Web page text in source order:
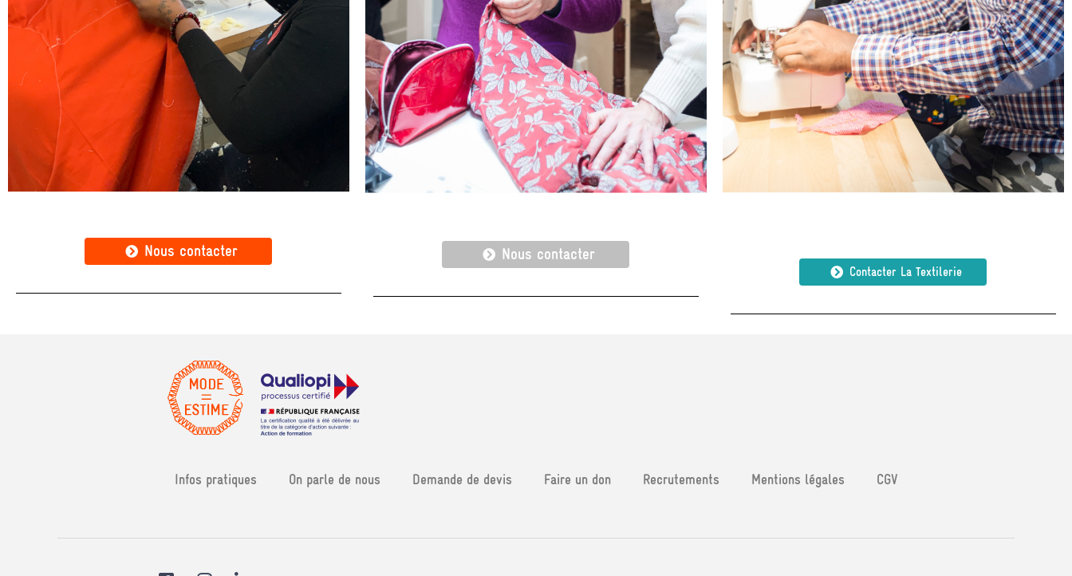
Demandez un devis.
Nous contacter
Demandez un devis.
Nous contacter
Contacter La Textilerie
Infos pratiques On parle de nous Demande de devis Faire un don Recrutements Mentions légales CGV